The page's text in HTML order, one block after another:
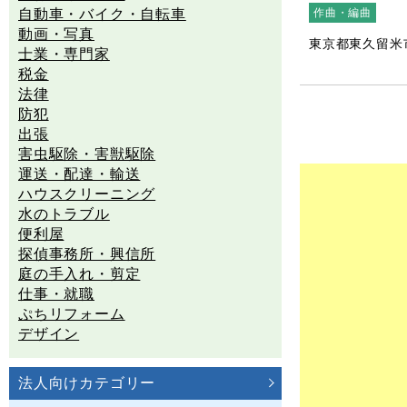
自動車・バイク・自転車
動画・写真
士業・専門家
税金
法律
防犯
出張
害虫駆除・害獣駆除
運送・配達・輸送
ハウスクリーニング
水のトラブル
便利屋
探偵事務所・興信所
庭の手入れ・剪定
仕事・就職
ぷちリフォーム
デザイン
法人向けカテゴリー
作曲・編曲
東京都東久留米